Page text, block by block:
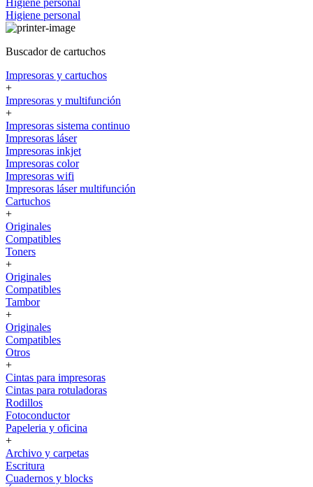
Higiene personal
Higiene personal
Buscador de cartuchos
Impresoras y cartuchos
+
Impresoras y multifunción
+
Impresoras sistema continuo
Impresoras láser
Impresoras inkjet
Impresoras color
Impresoras wifi
Impresoras láser multifunción
Cartuchos
+
Originales
Compatibles
Toners
+
Originales
Compatibles
Tambor
+
Originales
Compatibles
Otros
+
Cintas para impresoras
Cintas para rotuladoras
Rodillos
Fotoconductor
Papeleria y oficina
+
Archivo y carpetas
Escritura
Cuadernos y blocks